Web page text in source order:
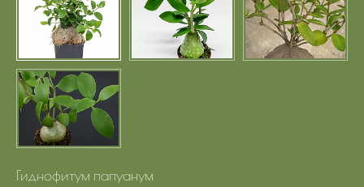
Гиднофитум папуанум